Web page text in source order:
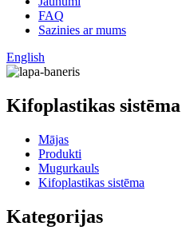
FAQ
Sazinies ar mums
English
Kifoplastikas sistēma
Mājas
Produkti
Mugurkauls
Kifoplastikas sistēma
Kategorijas